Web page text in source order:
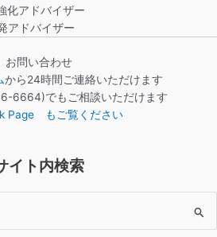
化アドバイザー
アドバイザー
お問い合わせ
から24時間ご連絡いただけます
6664)でもご相談いただけます
Page もご覧ください
イト内検索